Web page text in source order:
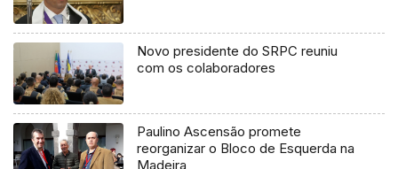
Novo presidente do SRPC reuniu
com os colaboradores
Paulino Ascensão promete
reorganizar o Bloco de Esquerda na
Madeira